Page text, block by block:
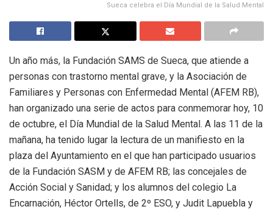
Sueca celebra el Día Mundial de la Salud Mental
Un año más, la Fundación SAMS de Sueca, que atiende a
personas con trastorno mental grave, y la Asociación de
Familiares y Personas con Enfermedad Mental (AFEM RB),
han organizado una serie de actos para conmemorar hoy, 10
de octubre, el Día Mundial de la Salud Mental. A las 11 de la
mañana, ha tenido lugar la lectura de un manifiesto en la
plaza del Ayuntamiento en el que han participado usuarios
de la Fundación SASM y de AFEM RB; las concejales de
Acción Social y Sanidad; y los alumnos del colegio La
Encarnación, Héctor Ortells, de 2º ESO, y Judit Lapuebla y